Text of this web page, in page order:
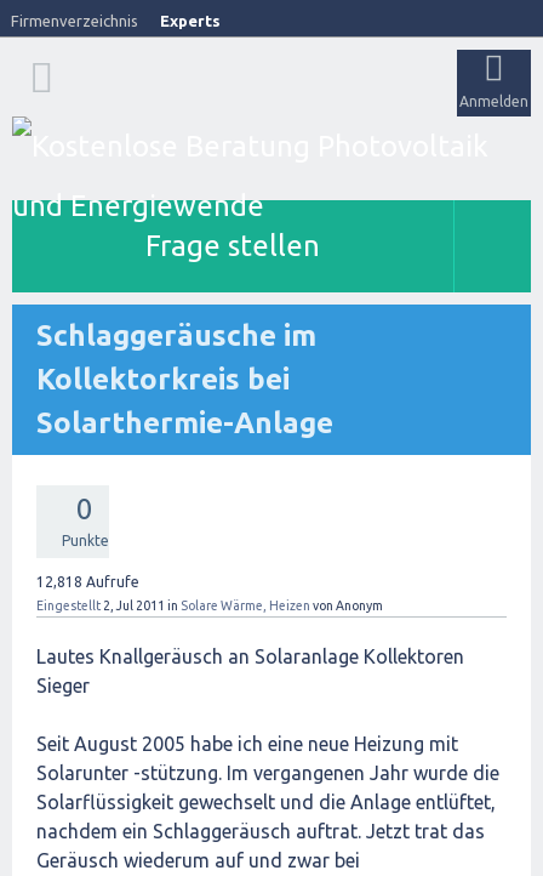
Firmenverzeichnis Experts
Anmelden
Frage stellen
Schlaggeräusche im
Kollektorkreis bei
Solarthermie-Anlage
0
Punkte
12,818 Aufrufe
Eingestellt 2, Jul 2011 in Solare Wärme, Heizen von Anonym
Lautes Knallgeräusch an Solaranlage Kollektoren
Sieger
Seit August 2005 habe ich eine neue Heizung mit
Solarunter -stützung. Im vergangenen Jahr wurde die
Solarflüssigkeit gewechselt und die Anlage entlüftet,
nachdem ein Schlaggeräusch auftrat. Jetzt trat das
Geräusch wiederum auf und zwar bei